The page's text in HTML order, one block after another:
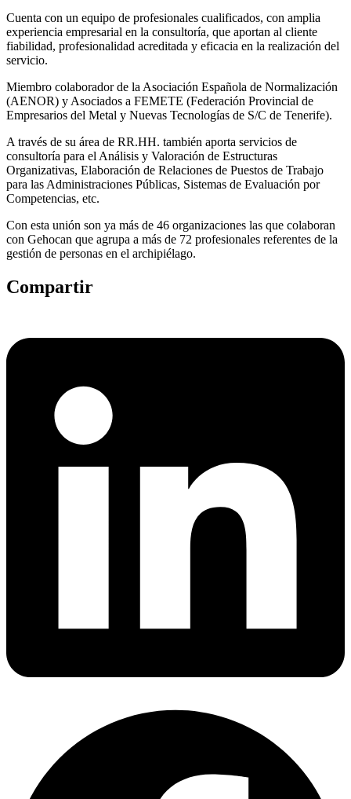
Cuenta con un equipo de profesionales cualificados, con amplia
experiencia empresarial en la consultoría, que aportan al cliente
fiabilidad, profesionalidad acreditada y eficacia en la realización del
servicio.
Miembro colaborador de la Asociación Española de Normalización
(AENOR) y Asociados a FEMETE (Federación Provincial de
Empresarios del Metal y Nuevas Tecnologías de S/C de Tenerife).
A través de su área de RR.HH. también aporta servicios de
consultoría para el Análisis y Valoración de Estructuras
Organizativas, Elaboración de Relaciones de Puestos de Trabajo
para las Administraciones Públicas, Sistemas de Evaluación por
Competencias, etc.
Con esta unión son ya más de 46 organizaciones las que colaboran
con Gehocan que agrupa a más de 72 profesionales referentes de la
gestión de personas en el archipiélago.
Compartir